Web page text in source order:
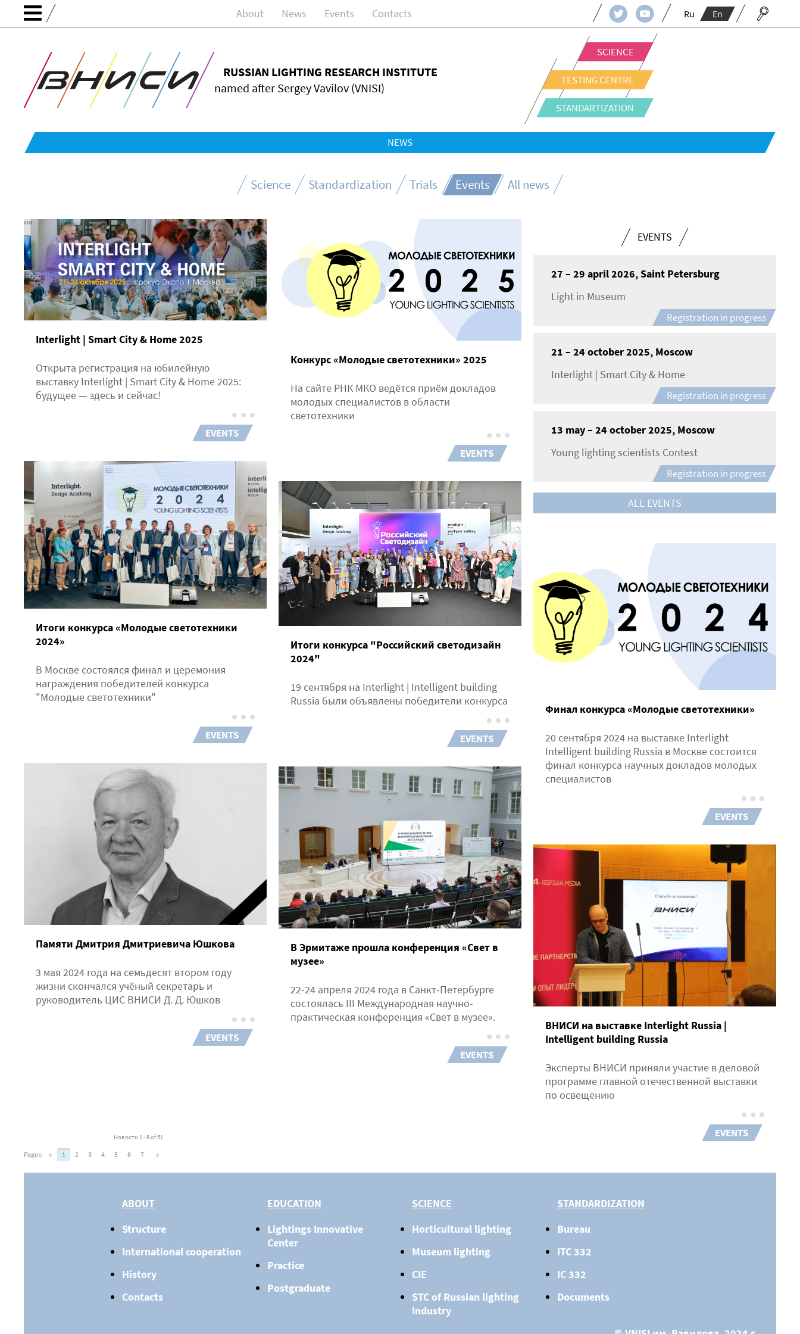
About News Events Contacts Ru En
RUSSIAN LIGHTING RESEARCH INSTITUTE
named after Sergey Vavilov (VNISI)
SCIENCE
TESTING CENTRE
STANDARTIZATION
NEWS
Science Standardization Trials Events All news
Interlight | Smart City & Home 2025
Открыта регистрация на юбилейную
выставку Interlight | Smart City & Home 2025:
будущее — здесь и сейчас!
EVENTS
Конкурс «Молодые светотехники» 2025
На сайте РНК МКО ведётся приём докладов
молодых специалистов в области
светотехники
EVENTS
Итоги конкурса «Молодые светотехники
2024»
В Москве состоялся финал и церемония
награждения победителей конкурса
"Молодые светотехники"
EVENTS
Итоги конкурса "Российский светодизайн
2024"
19 сентября на Interlight | Intelligent building
Russia были объявлены победители конкурса
EVENTS
Финал конкурса «Молодые светотехники»
20 сентября 2024 на выставке Interlight
Intelligent building Russia в Москве состоится
финал конкурса научных докладов молодых
специалистов
EVENTS
Памяти Дмитрия Дмитриевича Юшкова
3 мая 2024 года на семьдесят втором году
жизни скончался учёный секретарь и
руководитель ЦИС ВНИСИ Д. Д. Юшков
EVENTS
В Эрмитаже прошла конференция «Свет в
музее»
22-24 апреля 2024 года в Санкт-Петербурге
состоялась III Международная научно-
практическая конференция «Свет в музее».
EVENTS
ВНИСИ на выставке Interlight Russia |
Intelligent building Russia
Эксперты ВНИСИ приняли участие в деловой
программе главной отечественной выставки
по освещению
EVENTS
Новости 1 - 8 of 51
Pages: ← 1 2 3 4 5 6 7 →
EVENTS
27 – 29 april 2026, Saint Petersburg
Light in Museum
Registration in progress
21 – 24 october 2025, Moscow
Interlight | Smart City & Home
Registration in progress
13 may – 24 october 2025, Moscow
Young lighting scientists Contest
Registration in progress
ALL EVENTS
ABOUT
Structure
International cooperation
History
Contacts
EDUCATION
Lightings Innovative
Center
Practice
Postgraduate
SCIENCE
Horticultural lighting
Museum lighting
CIE
STC of Russian lighting
Industry
STANDARDIZATION
Bureau
ITC 332
IC 332
Documents